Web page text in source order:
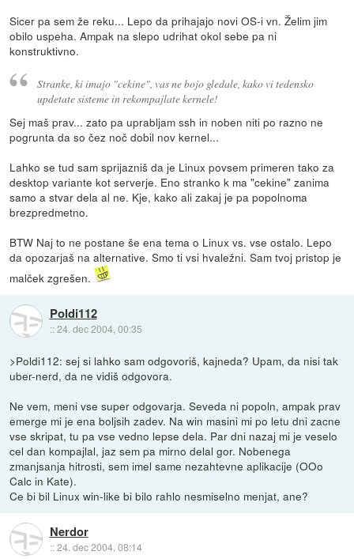
Sicer pa sem že reku... Lepo da prihajajo novi OS-i vn. Želim jim
obilo uspeha. Ampak na slepo udrihat okol sebe pa ni
konstruktivno.
Stranke, ki imajo "cekine", vas ne bojo gledale, kako vi tedensko
updetate sisteme in rekompajlate kernele!
Sej maš prav... zato pa uprabljam ssh in noben niti po razno ne
pogrunta da so čez noč dobil nov kernel...
Lahko se tud sam sprijazniš da je Linux povsem primeren tako za
desktop variante kot serverje. Eno stranko k ma "cekine" zanima
samo a stvar dela al ne. Kje, kako ali zakaj je pa popolnoma
brezpredmetno.
BTW Naj to ne postane še ena tema o Linux vs. vse ostalo. Lepo
da opozarjaš na alternative. Smo ti vsi hvaležni. Sam tvoj pristop je
malček zgrešen.
Poldi112
::24. dec 2004, 00:35
>Poldi112: sej si lahko sam odgovoriš, kajneda? Upam, da nisi tak
uber-nerd, da ne vidiš odgovora.
Ne vem, meni vse super odgovarja. Seveda ni popoln, ampak prav
emerge mi je ena boljsih zadev. Na win masini mi po letu dni zacne
vse skripat, tu pa vse vedno lepse dela. Par dni nazaj mi je veselo
cel dan kompajlal, jaz sem pa mirno delal gor. Nobenega
zmanjsanja hitrosti, sem imel same nezahtevne aplikacije (OOo
Calc in Kate).
Ce bi bil Linux win-like bi bilo rahlo nesmiselno menjat, ane?
Nerdor
::24. dec 2004, 08:14